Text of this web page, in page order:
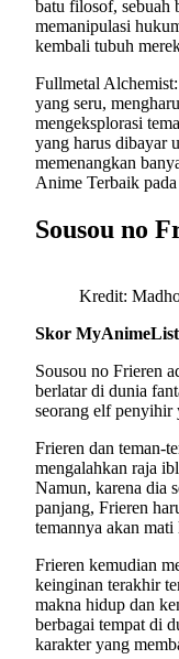
batu filosof, sebuah
memanipulasi
kembali tubuh
Fullmetal
yang seru,
mengeksplorasi
yang harus dibayar
memenangkan
Anime Terbaik
Sousou no
Kredit:
Skor
Sousou no Frieren
berlatar di dunia
seorang elf penyihir
Frieren dan teman-
mengalahkan raja
Namun, karena dia
panjang, Frieren
temannya akan
Frieren kemudian
keinginan terakhir
makna hidup dan
berbagai tempat di
karakter yang